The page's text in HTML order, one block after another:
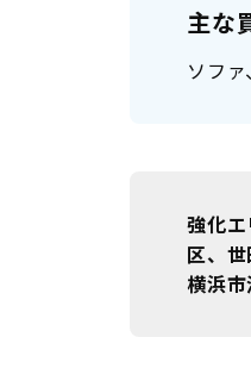
主な
ソフ
強化
区、
横浜